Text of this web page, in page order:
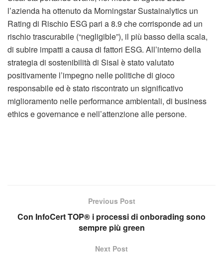
l’azienda ha ottenuto da Morningstar Sustainalytics un
Rating di Rischio ESG pari a 8.9 che corrisponde ad un
rischio trascurabile (“negligible”), il più basso della scala,
di subire impatti a causa di fattori ESG. All’interno della
strategia di sostenibilità di Sisal è stato valutato
positivamente l’impegno nelle politiche di gioco
responsabile ed è stato riscontrato un significativo
miglioramento nelle performance ambientali, di business
ethics e governance e nell’attenzione alle persone.
Previous Post
Con InfoCert TOP® i processi di onborading sono
sempre più green
Next Post